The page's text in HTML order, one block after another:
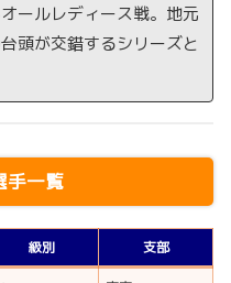
ールレディース戦。地元
頭が交錯するシリーズと
手一覧
級別 支部